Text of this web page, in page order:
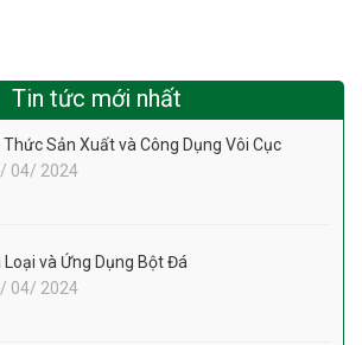
Tin tức mới nhất
Thức Sản Xuất và Công Dụng Vôi Cục
04/ 2024
Loại và Ứng Dụng Bột Đá
04/ 2024